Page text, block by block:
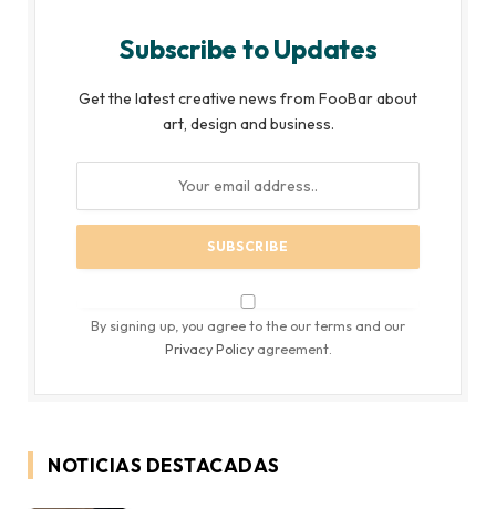
Subscribe to Updates
Get the latest creative news from FooBar about
art, design and business.
By signing up, you agree to the our terms and our
Privacy Policyagreement.
NOTICIAS DESTACADAS